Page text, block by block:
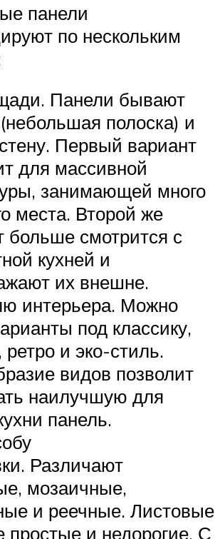
панели
по нескольким
Панели бывают
полоска) и
Первый вариант
для массивной
занимающей много
места. Второй же
больше смотрится с
кухней и
их внешне.
интерьера. Можно
под классику,
и эко-стиль.
видов позволит
наилучшую для
панель.
Различают
мозаичные,
и реечные. Листовые
простые и недорогие. С